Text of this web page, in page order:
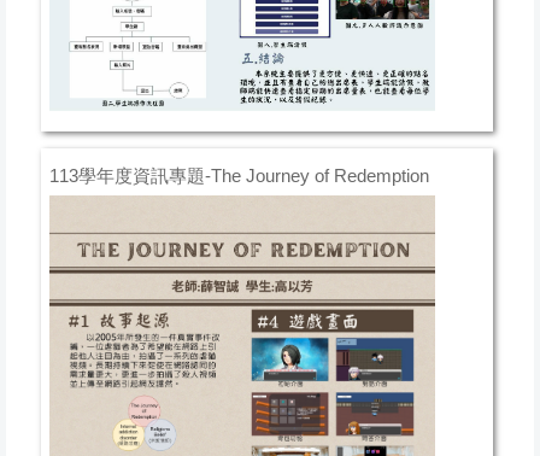
113學年度資訊專題-The Journey of Redemption